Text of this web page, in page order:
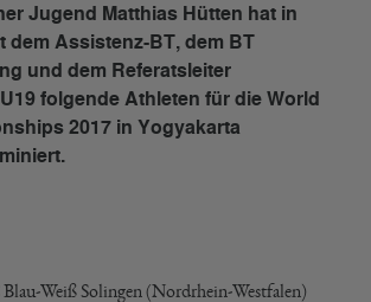
Jugend Matthias Hütten hat in
dem Assistenz-BT, dem BT
und dem Referatsleiter
folgende Athleten für die World
2017 in Yogyakarta
Weiß Solingen (Nordrhein-Westfalen)